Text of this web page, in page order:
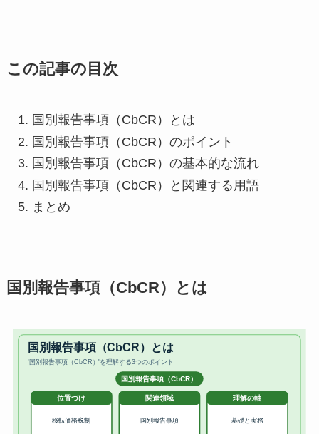
この記事の目次
国別報告事項（CbCR）とは
国別報告事項（CbCR）のポイント
国別報告事項（CbCR）の基本的な流れ
国別報告事項（CbCR）と関連する用語
まとめ
国別報告事項（CbCR）とは